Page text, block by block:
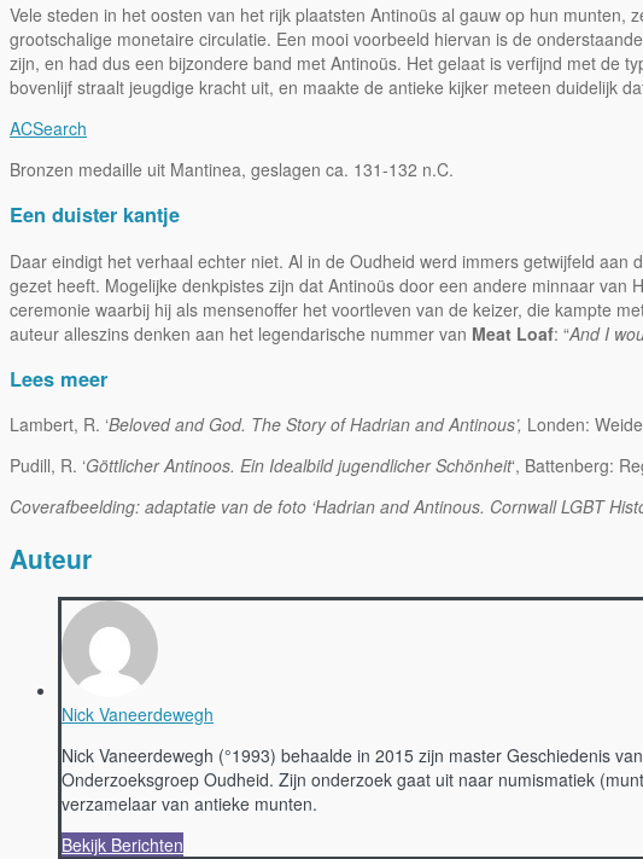
Vele steden in het oosten van het rijk plaatsten Antinoüs al gauw op hun
grootschalige monetaire circulatie. Een mooi voorbeeld hiervan is de
zijn, en had dus een bijzondere band met Antinoüs. Het gelaat is verfijnd met de
bovenlijf straalt jeugdige kracht uit, en maakte de antieke kijker meteen duidelijk
ACSearch
Bronzen medaille uit Mantinea, geslagen ca. 131-132 n.C.
Een duister kantje
Daar eindigt het verhaal echter niet. Al in de Oudheid werd immers getwijfeld
gezet heeft. Mogelijke denkpistes zijn dat Antinoüs door een andere minnaar
ceremonie waarbij hij als mensenoffer het voortleven van de keizer, die kampte
auteur alleszins denken aan het legendarische nummer van Meat Loaf: “And I
Lees meer
Lambert, R. ‘Beloved and God. The Story of Hadrian and Antinous’, Londen:
Pudill, R. ‘Göttlicher Antinoos. Ein Idealbild jugendlicher Schönheit‘, Battenberg:
Coverafbeelding: adaptatie van de foto ‘Hadrian and Antinous. Cornwall LGBT
Auteur
Nick Vaneerdewegh
Nick Vaneerdewegh (°1993) behaalde in 2015 zijn master Geschiedenis
Onderzoeksgroep Oudheid. Zijn onderzoek gaat uit naar numismatiek
verzamelaar van antieke munten.
Bekijk Berichten